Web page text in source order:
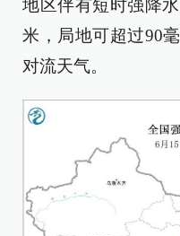
地区伴有短时强降
米，局地可超过90
对流天气。